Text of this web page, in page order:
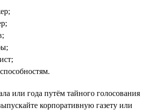
или года путём тайного голосования
корпоративную газету или